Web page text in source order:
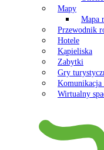
Mapy
Mapa
Przewodnik
Hotele
Kąpieliska
Zabytki
Gry
Komunikacja
Wirtualny